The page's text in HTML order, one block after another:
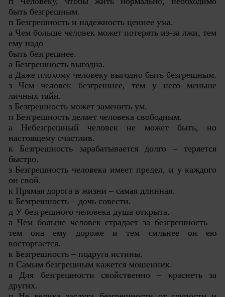
быть безгрешным.
п Безгрешность и надежность ценнее ума.
а Чем больше человек может потерять из-за лжи, тем
ему надо
быть безгрешнее.
а Безгрешность выгодна.
а Даже плохому человеку выгодно быть безгрешным.
з Чем человек безгрешнее, тем у него меньше
личных тайн.
з Безгрешность может заменить ум.
п Безгрешность делает человека свободным.
а Небезгрешный человек не может быть, но
настоящему счастлив.
к Безгрешность зарабатывается долго – теряется
быстро.
з Безгрешность человека имеет предел, и у каждого
он свой.
к Прямая дорога в жизни – самая длинная.
к Безгрешность – дочь совести.
д У безгрешного человека душа открыта.
а Чем больше человек страдает за безгрешность –
тем она ему дороже и тем сильнее он ею
восторгается.
к Безгрешность – подруга истины.
п Самым безгрешным кажется мошенник.
а Для безгрешности свойственно – краснеть за
других.